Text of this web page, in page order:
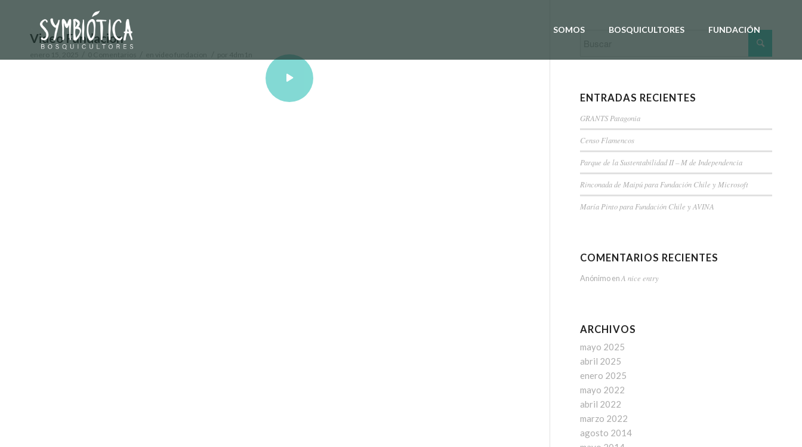
SOMOS BOSQUICULTORES FUNDACIÓN
Video Fundacion
ENTRADAS RECIENTES
GRANTS Patagonia
Censo Flamencos
Parque de la Sustentabilidad II – M de Independencia
Rinconada de Maipú para Fundación Chile y Microsoft
María Pinto para Fundación Chile y AVINA
COMENTARIOS RECIENTES
AnónimoenA nice entry
ARCHIVOS
mayo 2025
abril 2025
enero 2025
mayo 2022
abril 2022
marzo 2022
agosto 2014